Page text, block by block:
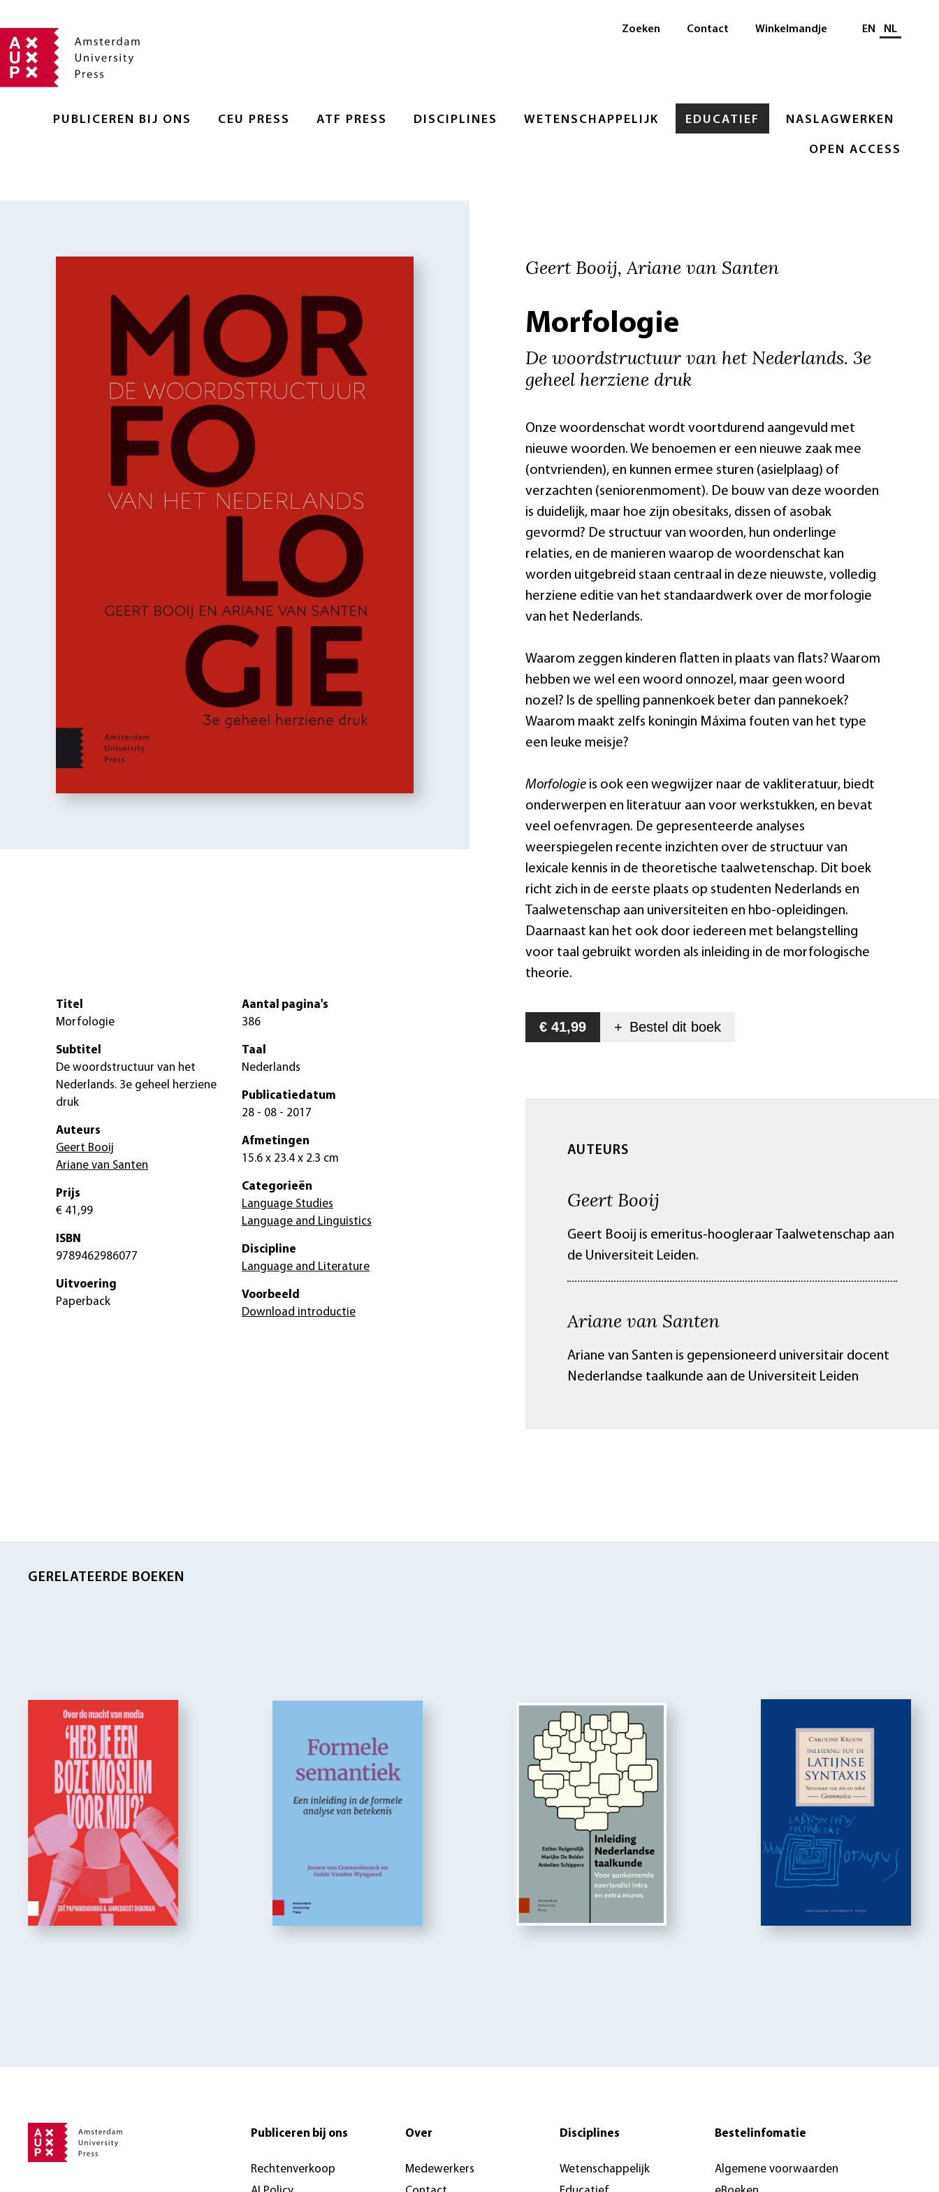
PUBLICEREN BIJ ONS CEU PRESS ATF PRESS DISCIPLINES WETENSCHAPPELIJK EDUCATIEF NASLAGWERKEN
OPEN ACCESS
Zoeken Contact Winkelmandje Selecteer taal
EN NL
Geert Booij, Ariane van Santen
Morfologie
De woordstructuur van het Nederlands. 3e
geheel herziene druk
Onze woordenschat wordt voortdurend aangevuld met
nieuwe woorden. We benoemen er een nieuwe zaak mee
(ontvrienden), en kunnen ermee sturen (asielplaag) of
verzachten (seniorenmoment). De bouw van deze woorden
is duidelijk, maar hoe zijn obesitaks, dissen of asobak
gevormd? De structuur van woorden, hun onderlinge
relaties, en de manieren waarop de woordenschat kan
worden uitgebreid staan centraal in deze nieuwste, volledig
herziene editie van het standaardwerk over de morfologie
van het Nederlands.
Waarom zeggen kinderen flatten in plaats van flats? Waarom
hebben we wel een woord onnozel, maar geen woord
nozel? Is de spelling pannenkoek beter dan pannekoek?
Waarom maakt zelfs koningin Máxima fouten van het type
een leuke meisje?
Morfologie is ook een wegwijzer naar de vakliteratuur, biedt
onderwerpen en literatuur aan voor werkstukken, en bevat
veel oefenvragen. De gepresenteerde analyses
weerspiegelen recente inzichten over de structuur van
lexicale kennis in de theoretische taalwetenschap. Dit boek
richt zich in de eerste plaats op studenten Nederlands en
Taalwetenschap aan universiteiten en hbo-opleidingen.
Daarnaast kan het ook door iedereen met belangstelling
voor taal gebruikt worden als inleiding in de morfologische
theorie.
€ 41,99 + Bestel dit boek
AUTEURS
Geert Booij
Geert Booij is emeritus-hoogleraar Taalwetenschap aan
de Universiteit Leiden.
Ariane van Santen
Ariane van Santen is gepensioneerd universitair docent
Nederlandse taalkunde aan de Universiteit Leiden
Titel
Morfologie
Subtitel
De woordstructuur van het
Nederlands. 3e geheel herziene
druk
Auteurs
Geert Booij
Ariane van Santen
Prijs
€ 41,99
ISBN
9789462986077
Uitvoering
Paperback
Aantal pagina's
386
Taal
Nederlands
Publicatiedatum
28 - 08 - 2017
Afmetingen
15.6 x 23.4 x 2.3 cm
Categorieën
Language Studies
Language and Linguistics
Discipline
Language and Literature
Voorbeeld
Download introductie
GERELATEERDE BOEKEN
Publiceren bij ons
Rechtenverkoop
Over
Medewerkers
Disciplines
Wetenschappelijk
Bestelinfomatie
Algemene voorwaarden